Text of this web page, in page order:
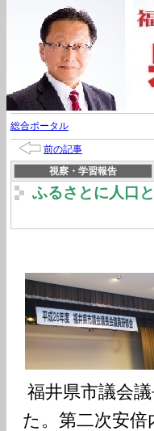
総合ポータル
前の記事
視察・学習報告
ふるさとに人口
福井県市議会
た。第二次安